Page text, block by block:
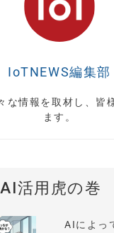
IoTNEWS編集部
な情報を取材し、皆
ます。
活用虎の巻
AIによっ